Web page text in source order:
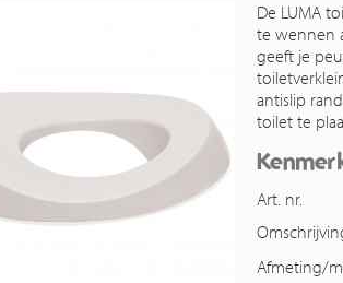
De LUMA
te wennen
geeft je
antislip
toilet te
Art. nr.
Afmeting/